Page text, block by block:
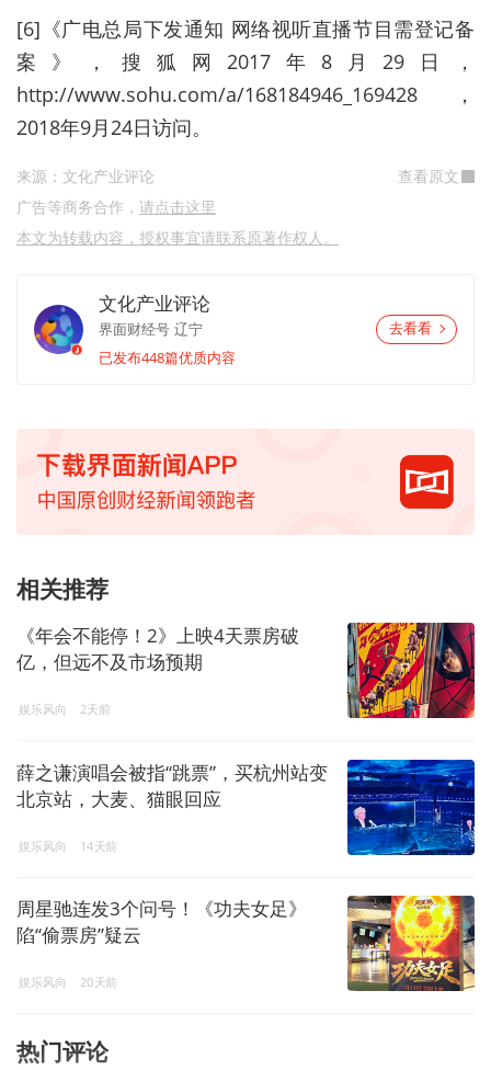
[6]《广电总局下发通知 网络视听直播节目需登记备
案》，搜狐网2017年8月29日，
http://www.sohu.com/a/168184946_169428，
2018年9月24日访问。
来源：文化产业评论
查看原文
广告等商务合作， 请点击这里
本文为转载内容，授权事宜请联系原著作权人。
文化产业评论
界面财经号 辽宁
已发布448篇优质内容
去看看
相关推荐
《年会不能停！2》上映4天票房破
亿，但远不及市场预期
娱乐风向 2天前
薛之谦演唱会被指“跳票”，买杭州站变
北京站，大麦、猫眼回应
娱乐风向 14天前
周星驰连发3个问号！《功夫女足》
陷“偷票房”疑云
娱乐风向 20天前
热门评论